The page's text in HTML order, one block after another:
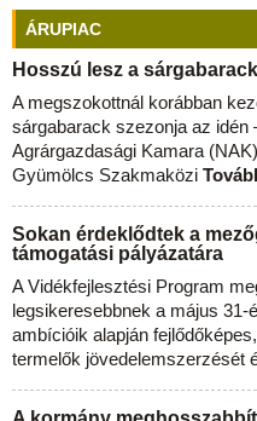
ÁRUPIAC
Hosszú lesz a
A megszokottnál korábban
sárgabarack szezonja az idén
Agrárgazdasági Kamara
Gyümölcs Szakmaközi
Sokan érdeklődtek a
támogatási pályázatára
A Vidékfejlesztési Program
legsikeresebbnek a május 31-
ambícióik alapján
termelők jövedelemszerzését